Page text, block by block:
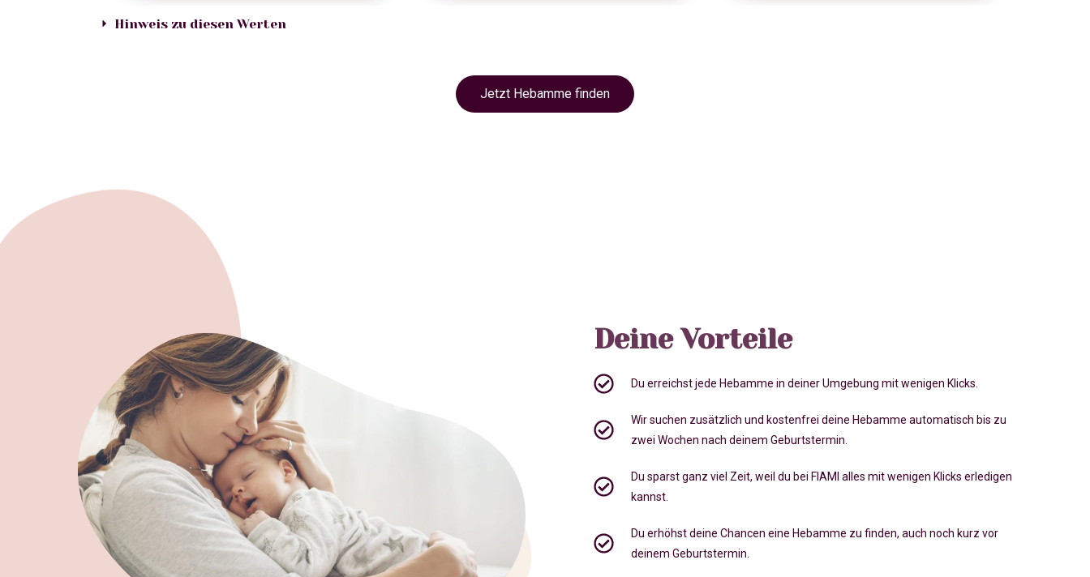
Hinweis zu diesen Werten
Jetzt Hebamme finden
Deine Vorteile
Du erreichst jede Hebamme in deiner Umgebung mit wenigen Klicks.
Wir suchen zusätzlich und kostenfrei deine Hebamme automatisch bis zu
zwei Wochen nach deinem Geburtstermin.
Du sparst ganz viel Zeit, weil du bei FIAMI alles mit wenigen Klicks erledigen
kannst.
Du erhöhst deine Chancen eine Hebamme zu finden, auch noch kurz vor
deinem Geburtstermin